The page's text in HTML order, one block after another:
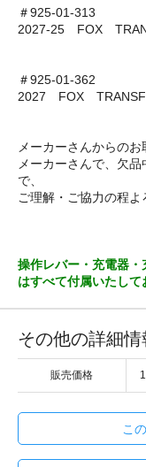
＃925-01-313
2027-25 FOX
＃925-01-362
2027 FOX
メーカーさんからのお
メーカーさんで、欠
で、
ご理解・ご協力の程よ
操作レバー・充電器
はすべて付属いたして
その他の詳細情
販売価格
こ